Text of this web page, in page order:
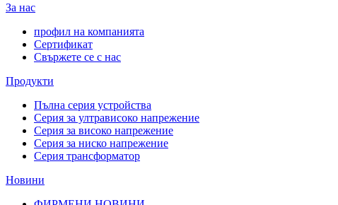
За нас
профил на компанията
Сертификат
Свържете се с нас
Продукти
Пълна серия устройства
Серия за ултрависоко напрежение
Серия за високо напрежение
Серия за ниско напрежение
Серия трансформатор
Новини